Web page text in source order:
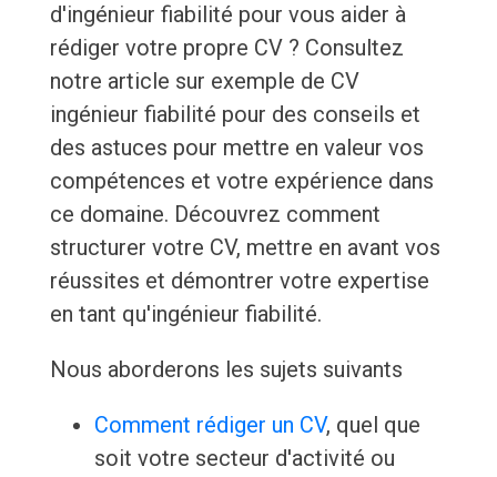
d'ingénieur fiabilité pour vous aider à
rédiger votre propre CV ? Consultez
notre article sur exemple de CV
ingénieur fiabilité pour des conseils et
des astuces pour mettre en valeur vos
compétences et votre expérience dans
ce domaine. Découvrez comment
structurer votre CV, mettre en avant vos
réussites et démontrer votre expertise
en tant qu'ingénieur fiabilité.
Nous aborderons les sujets suivants
Comment rédiger un CV, quel que
soit votre secteur d'activité ou